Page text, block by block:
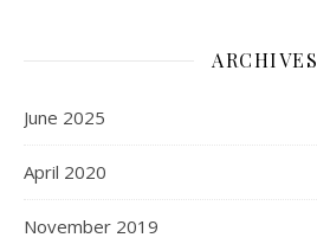
ARCHIVES
June 2025
April 2020
November 2019